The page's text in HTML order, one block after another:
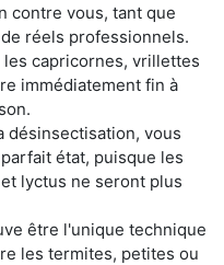
contre vous, tant que
réels professionnels.
capricornes, vrillettes
immédiatement fin à
désinsectisation, vous
état, puisque les
lyctus ne seront plus
être l'unique technique
les termites, petites ou